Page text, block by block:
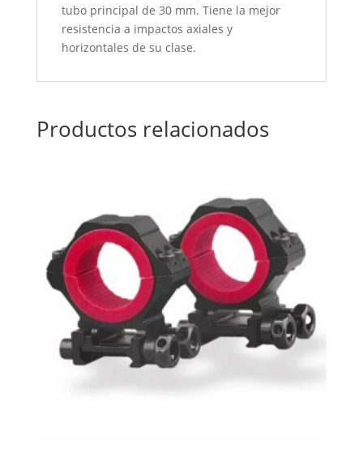
tubo principal de 30 mm. Tiene la mejor
resistencia a impactos axiales y
horizontales de su clase.
Productos relacionados